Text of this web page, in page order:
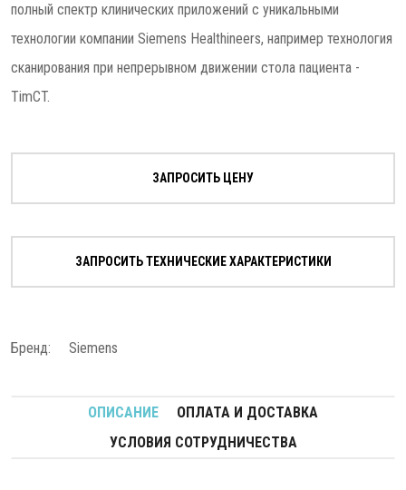
полный спектр клинических приложений с уникальными
технологии компании Siemens Healthineers, например технология
сканирования при непрерывном движении стола пациента -
TimCT.
ЗАПРОСИТЬ ЦЕНУ
ЗАПРОСИТЬ ТЕХНИЧЕСКИЕ ХАРАКТЕРИСТИКИ
Бренд: Siemens
ОПИСАНИЕ
ОПЛАТА И ДОСТАВКА
УСЛОВИЯ СОТРУДНИЧЕСТВА